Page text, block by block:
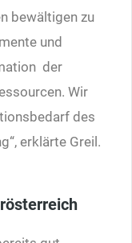
bewältigen zu
und
der
Wir
des
erklärte Greil.